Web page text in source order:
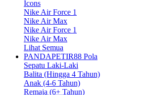
Icons
Nike Air Force 1
Nike Air Max
Nike Air Force 1
Nike Air Max
Lihat Semua
PANDAPETIR88 Pola
Sepatu Laki-Laki
Balita (Hingga 4 Tahun)
Anak (4-6 Tahun)
Remaja (6+ Tahun)